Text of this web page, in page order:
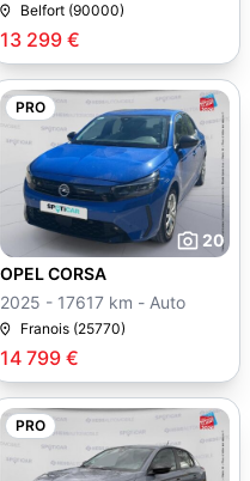
13 299 €
Belfort (90000)
PRO
20
14 799 €
OPEL CORSA
2025 - 17617 km - Auto
Franois (25770)
PRO